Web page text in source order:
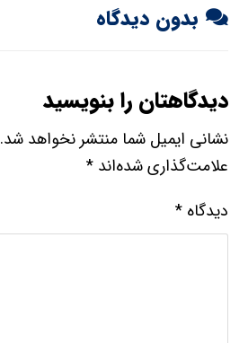
بدون دیدگاه
دیدگاهتان را بنویسید
نشانی ایمیل شما منتشر نخواهد شد.
علامت‌گذاری شده‌اند*
دیدگاه*